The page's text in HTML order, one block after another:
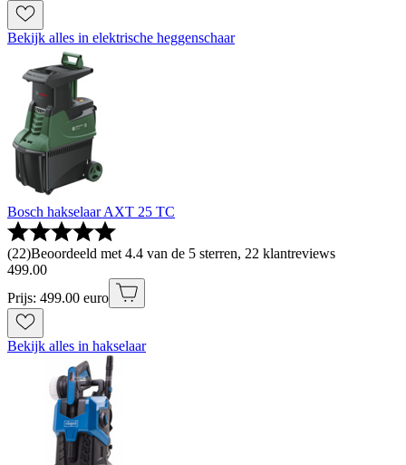
Bekijk alles in elektrische heggenschaar
Bosch hakselaar AXT 25 TC
(22)Beoordeeld met 4.4 van de 5 sterren, 22 klantreviews
499.00
Prijs: 499.00 euro
Bekijk alles in hakselaar